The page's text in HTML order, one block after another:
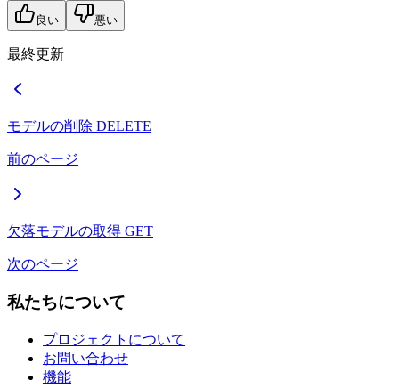
良い 悪い
最終更新
モデルの削除 DELETE
前のページ
欠落モデルの取得 GET
次のページ
私たちについて
プロジェクトについて
お問い合わせ
機能